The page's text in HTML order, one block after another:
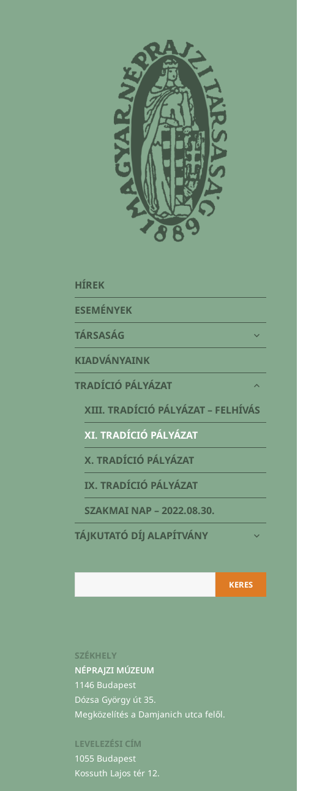
HÍREK
ESEMÉNYEK
TÁRSASÁG
almenü
szétnyitása
KIADVÁNYAINK
TRADÍCIÓ PÁLYÁZAT
almenü
XIII. TRADÍCIÓ PÁLYÁZAT – FELHÍVÁS
XI. TRADÍCIÓ PÁLYÁZAT
X. TRADÍCIÓ PÁLYÁZAT
IX. TRADÍCIÓ PÁLYÁZAT
SZAKMAI NAP – 2022.08.30.
TÁJKUTATÓ DÍJ ALAPÍTVÁNY
almenü
KERES
SZÉKHELY
NÉPRAJZI MÚZEUM
1146 Budapest
Dózsa György út 35.
Megközelítés a Damjanich utca felől.
LEVELEZÉSI CÍM
1055 Budapest
Kossuth Lajos tér 12.